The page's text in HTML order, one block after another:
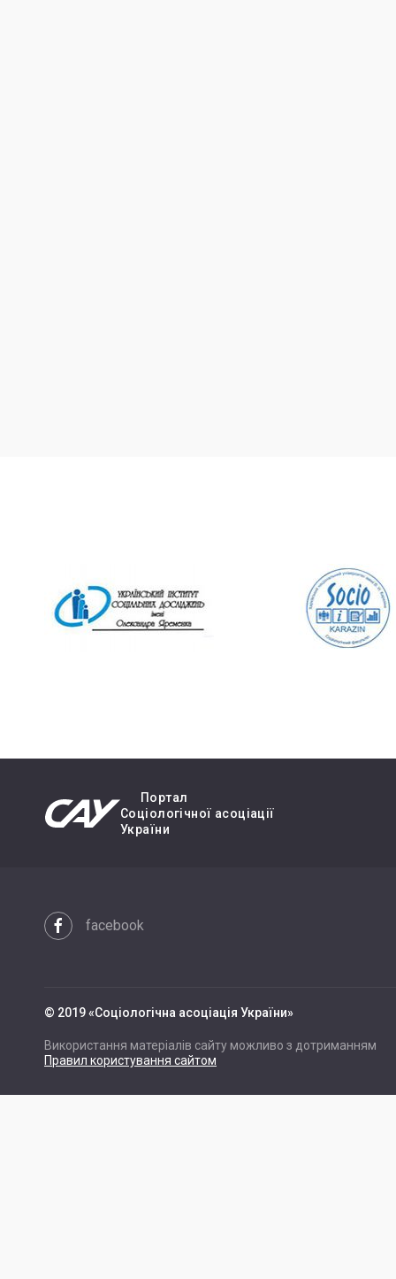
Портал
Cоціологічної асоціації
України
facebook
© 2019 «Cоціологічна асоціація України»
Використання матеріалів сайту можливо з дотриманням
Правил користування сайтом